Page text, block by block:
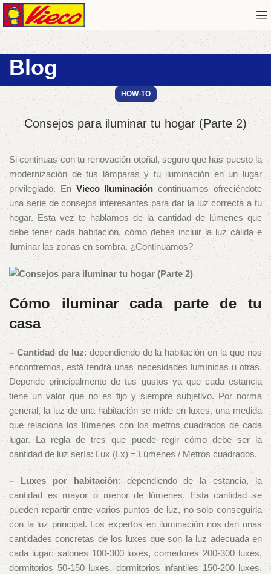
Blog
HOW-TO
Consejos para iluminar tu hogar (Parte 2)
Si continuas con tu renovación otoñal, seguro que has puesto la
modernización de tus lámparas y tu iluminación en un lugar
privilegiado. EnVieco Iluminacióncontinuamos ofreciéndote
una serie de consejos interesantes para dar la luz correcta a tu
hogar. Esta vez te hablamos de la cantidad de lúmenes que
debe tener cada habitación, cómo debes incluir la luz cálida e
iluminar las zonas en sombra. ¿Continuamos?
Cómo iluminar cada parte de tu
casa
– Cantidad de luz: dependiendo de la habitación en la que nos
encontremos, está tendrá unas necesidades lumínicas u otras.
Depende principalmente de tus gustos ya que cada estancia
tiene un valor que no es fijo y siempre subjetivo. Por norma
general, la luz de una habitación se mide en luxes, una medida
que relaciona los lúmenes con los metros cuadrados de cada
lugar. La regla de tres que puede regir cómo debe ser la
cantidad de luz sería: Lux (Lx) = Lúmenes / Metros cuadrados.
– Luxes por habitación: dependiendo de la estancia, la
cantidad es mayor o menor de lúmenes. Esta cantidad se
pueden repartir entre varios puntos de luz, no solo conseguirla
con la luz principal. Los expertos en iluminación nos dan unas
cantidades concretas de los luxes que son la luz adecuada en
cada lugar: salones 100-300 luxes, comedores 200-300 luxes,
dormitorios 50-150 luxes, dormitorios infantiles 150-200 luxes,